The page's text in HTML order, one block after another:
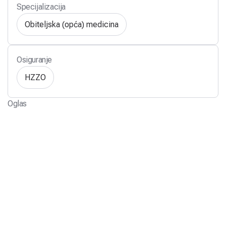
Specijalizacija
Obiteljska (opća) medicina
Osiguranje
HZZO
Oglas